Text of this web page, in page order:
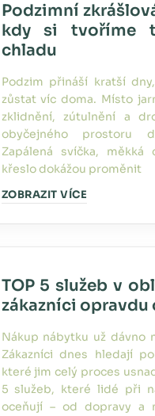
Podzimní
kdy si tvoříme
chladu
Podzim přináší kratší
zůstat víc doma. Místo
zklidnění, zútulnění a
obyčejného prostoru
Zapálená svíčka,
křeslo dokážou proměnit
ZOBRAZIT VÍCE
TOP 5 služeb v
zákazníci opravdu
Nákup nábytku už dávno
Zákazníci dnes hledají
které jim celý proces
5 služeb, které lidé při
oceňují – od dopravy a